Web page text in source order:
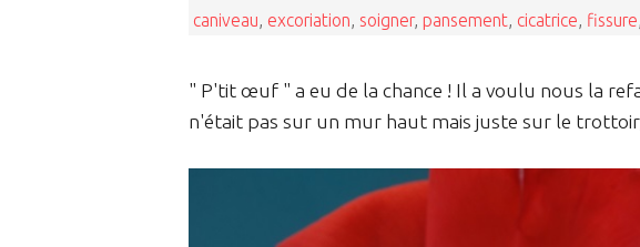
caniveau excoriation soigner, pansement cicatrice fissure
" P'tit œuf " a eu de la chance ! Il a voulu nous la
n'était pas sur un mur haut mais juste sur le